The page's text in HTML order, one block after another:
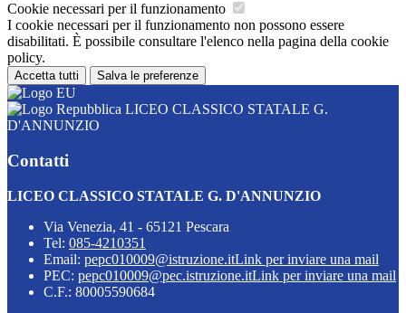
Cookie necessari per il funzionamento
I cookie necessari per il funzionamento non possono essere
disabilitati. È possibile consultare l'elenco nella pagina della cookie
policy.
Accetta tutti Salva le preferenze
LICEO CLASSICO STATALE G.
D'ANNUNZIO
Contatti
LICEO CLASSICO STATALE G. D'ANNUNZIO
Via Venezia, 41 - 65121 Pescara
Tel: 085-4210351
Email: pepc010009@istruzione.itLink per inviare una mail
PEC: pepc010009@pec.istruzione.itLink per inviare una mail
C.F.: 80005590684